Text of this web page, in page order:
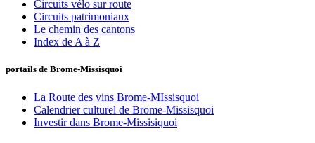
Circuits vélo sur route
Circuits patrimoniaux
Le chemin des cantons
Index de A à Z
portails de Brome-Missisquoi
La Route des vins Brome-MIssisquoi
Calendrier culturel de Brome-Missisquoi
Investir dans Brome-Missisiquoi